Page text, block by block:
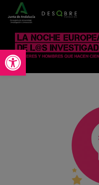
Abrir barra de herramientas